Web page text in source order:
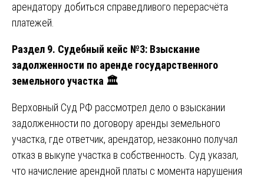
арендатору добиться справедливого перерасчёта
платежей.
Раздел 9. Судебный кейс №3: Взыскание
задолженности по аренде государственного
земельного участка 🏛️
Верховный Суд РФ рассмотрел дело о взыскании
задолженности по договору аренды земельного
участка, где ответчик, арендатор, незаконно получал
отказ в выкупе участка в собственность. Суд указал,
что начисление арендной платы с момента нарушения